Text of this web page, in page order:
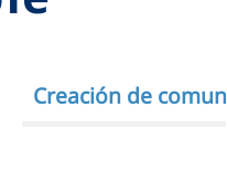
Creación de